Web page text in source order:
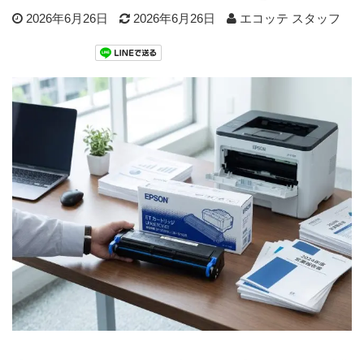
お店の紹介
ご利用ガイド
よくある質問
お問い合わせ
会員専用商品
説明書ダウンロード
2026年6月26日 2026年6月26日 エコッテ スタッフ